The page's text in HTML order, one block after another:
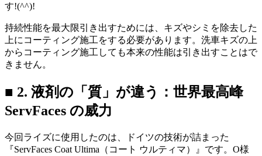
す!(^^)!
持続性能を最大限引き出すためには、キズやシミを除去した
上にコーティング施工をする必要があります。洗車キズの上
からコーティング施工しても本来の性能は引き出すことはで
きません。
■ 2. 液剤の「質」が違う：世界最高峰
ServFaces の威力
今回ライズに使用したのは、ドイツの技術が詰まった
『ServFaces Coat Ultima（コート ウルティマ）』です。O様